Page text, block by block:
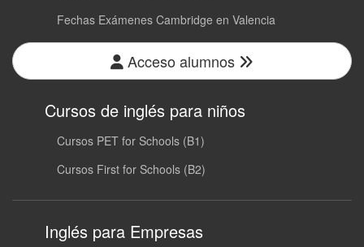
Fechas Exámenes Cambridge en Valencia
Acceso alumnos
Cursos de inglés para niños
Cursos PET for Schools (B1)
Cursos First for Schools (B2)
Inglés para Empresas